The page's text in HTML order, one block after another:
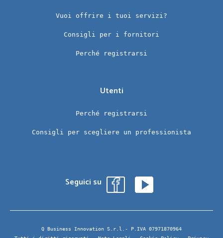
Vuoi offrire i tuoi servizi?
Consigli per i fornitori
Perché registrarsi
Utenti
Perché registrarsi
Consigli per scegliere un professionista
Seguici su
Q Business Innovation S.r.l.- P.IVA 07971870964